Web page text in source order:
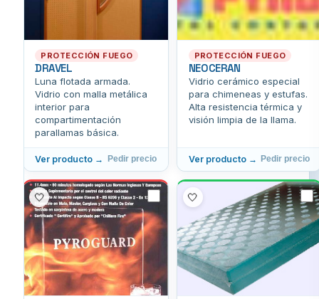
PROTECCIÓN FUEGO
DRAVEL
Luna flotada armada.
Vidrio con malla metálica
interior para
compartimentación
parallamas básica.
Ver producto → Pedir precio
PROTECCIÓN FUEGO
NEOCERAN
Vidrio cerámico especial
para chimeneas y estufas.
Alta resistencia térmica y
visión limpia de la llama.
Ver producto → Pedir precio
🤍 🤍